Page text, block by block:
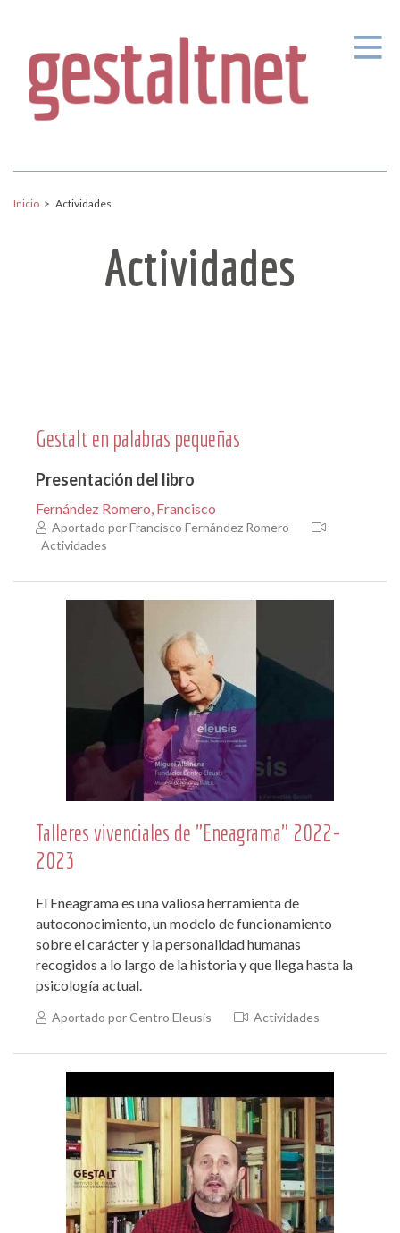
Inicio > Actividades
Actividades
Gestalt en palabras pequeñas
Presentación del libro
Fernández Romero, Francisco
Aportado por Francisco Fernández Romero
Actividades
Talleres vivenciales de "Eneagrama" 2022-
2023
El Eneagrama es una valiosa herramienta de
autoconocimiento, un modelo de funcionamiento
sobre el carácter y la personalidad humanas
recogidos a lo largo de la historia y que llega hasta la
psicología actual.
Aportado por Centro Eleusis Actividades